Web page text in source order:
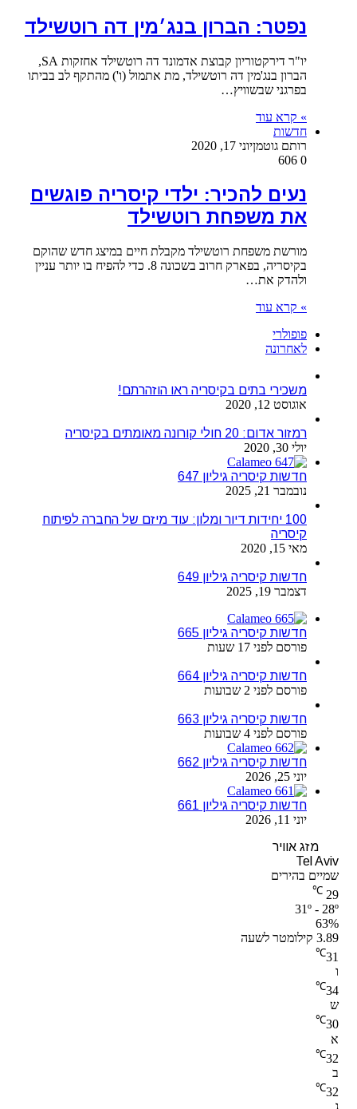
נפטר: הברון בנג׳מין דה רוטשילד
יו"ר דירקטוריון קבוצת אדמונד דה רוטשילד אחזקות SA,
הברון בנג'מין דה רוטשילד, מת אתמול (ו') מהתקף לב בביתו
בפרגני שבשוויץ…
» קרא עוד
חדשות
רותם גוטמןיוני 17, 2020
0
נעים להכיר: ילדי קיסריה פוגשים
את משפחת רוטשילד
מורשת משפחת רוטשילד מקבלת חיים במיצג חדש שהוקם
בקיסריה, בפארק חרוב בשכונה 8. כדי להפיח בו יותר עניין
ולהדק את…
» קרא עוד
פופולרי
לאחרונה
משכירי בתים בקיסריה ראו הוזהרתם!
אוגוסט 12, 2020
רמזור אדום: 20 חולי קורונה מאומתים בקיסריה
יולי 30, 2020
חדשות קיסריה גיליון 647
נובמבר 21, 2025
100 יחידות דיור ומלון: עוד מיזם של החברה לפיתוח
קיסריה
מאי 15, 2020
חדשות קיסריה גיליון 649
דצמבר 19, 2025
חדשות קיסריה גיליון 665
פורסם לפני 17 שעות
חדשות קיסריה גיליון 664
פורסם לפני 2 שבועות
חדשות קיסריה גיליון 663
פורסם לפני 4 שבועות
חדשות קיסריה גיליון 662
יוני 25, 2026
חדשות קיסריה גיליון 661
יוני 11, 2026
מזג אוויר
Tel Aviv
שמיים בהירים
29
℃
31º - 28º
63%
3.89 קילומטר לשעה
31
℃
ו
34
℃
ש
30
℃
א
32
℃
ב
32
℃